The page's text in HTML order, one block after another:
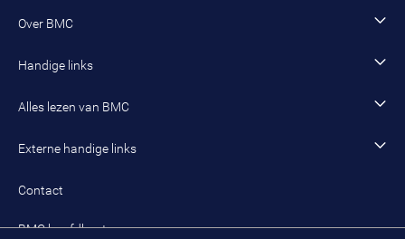
Wonen en woningcorporaties
Opleidingen
Werken als adviseur
Werken als managing consultant
Ons werk
Onze cultuur en organisatie
Over BMC
Onze organisatie
Handige links
Algemeen contact
Inloggen mijn BMC
Meest gestelde vragen mijn BMC
Alles lezen van BMC
Alle artikelen
Externe handige links
Public spirit
Contact
BMC hoofdkantoor